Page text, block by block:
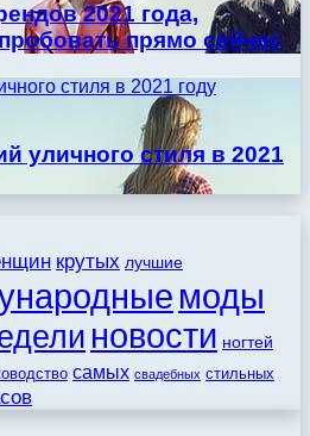
2021 года,
прямо сейчас
стиля в 2021 году
уличного стиля в 2021
крутых лучшие
моды
новости ногтей
самых свадебных стильных